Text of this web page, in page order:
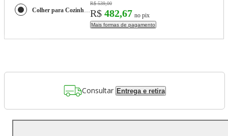
Colher para Cozinhar Zwilling Pro 32 cm Aço Inox Silicone Cinza Zwilling J.A. Henckels
R$ 539,00
R$ 482,67 no pix
Mais formas de pagamento
Consultar Entrega e retira